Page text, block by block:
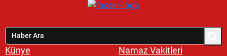
Künye
Namaz Vakitleri